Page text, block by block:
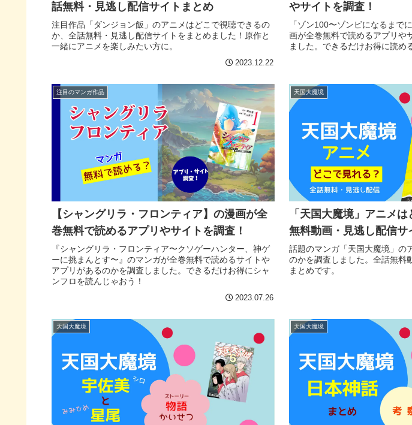
話無料・見逃し配信サイトまとめ
注目作品「ダンジョン飯」のアニメはどこで視聴できるの
か、全話無料・見逃し配信サイトをまとめました！原作と
一緒にアニメを楽しみたい方に。
2023.12.22
やサイトを調査！
「ゾン100〜ゾンビになるまで
画が全巻無料で読めるアプリや
ました。できるだけお得に読め
注目のマンガ作品
【シャングリラ・フロンティア】の漫画が全
巻無料で読めるアプリやサイトを調査！
『シャングリラ・フロンティア〜クソゲーハンター、神ゲ
ーに挑まんとす〜』のマンガが全巻無料で読めるサイトや
アプリがあるのかを調査しました。できるだけお得にシャ
ンフロを読んじゃおう！
2023.07.26
天国大魔境
「天国大魔境」アニメ
無料動画・見逃し配信サ
話題のマンガ「天国大魔境」の
のかを調査しました。全話無料
まとめです。
天国大魔境 天国大魔境